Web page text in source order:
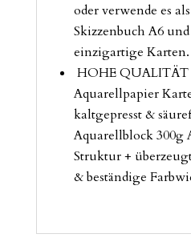
oder verwende es
Skizzenbuch A6
einzigartige Karten.
HOHE QUALITÄT
Aquarellpapier
kaltgepresst &
Aquarellblock 300g
Struktur +
& beständige